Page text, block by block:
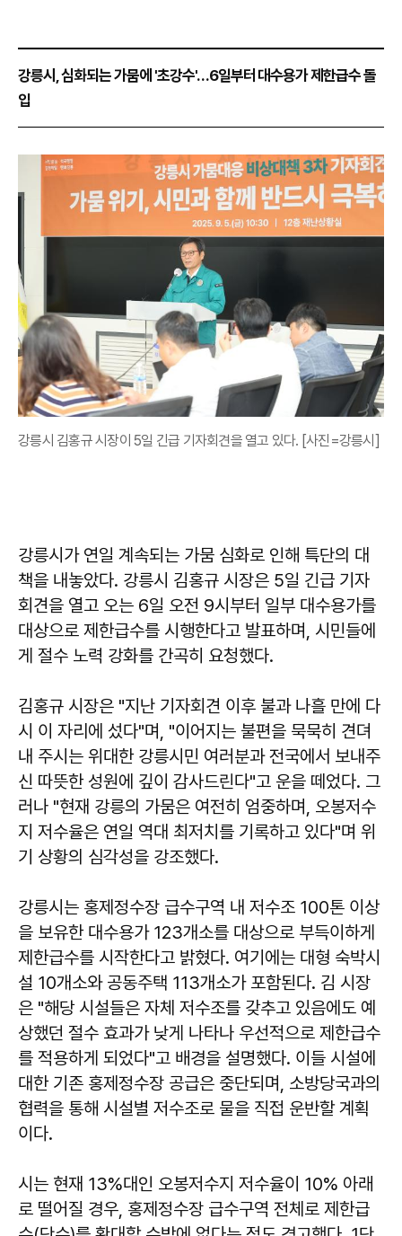
강릉시, 심화되는 가뭄에 '초강수'…6일부터 대수용가 제한급수 돌
입
강릉시 김홍규 시장이 5일 긴급 기자회견을 열고 있다. [사진=강릉시]
강릉시가 연일 계속되는 가뭄 심화로 인해 특단의 대
책을 내놓았다. 강릉시 김홍규 시장은 5일 긴급 기자
회견을 열고 오는 6일 오전 9시부터 일부 대수용가를
대상으로 제한급수를 시행한다고 발표하며, 시민들에
게 절수 노력 강화를 간곡히 요청했다.
김홍규 시장은 "지난 기자회견 이후 불과 나흘 만에 다
시 이 자리에 섰다"며, "이어지는 불편을 묵묵히 견뎌
내 주시는 위대한 강릉시민 여러분과 전국에서 보내주
신 따뜻한 성원에 깊이 감사드린다"고 운을 떼었다. 그
러나 "현재 강릉의 가뭄은 여전히 엄중하며, 오봉저수
지 저수율은 연일 역대 최저치를 기록하고 있다"며 위
기 상황의 심각성을 강조했다.
강릉시는 홍제정수장 급수구역 내 저수조 100톤 이상
을 보유한 대수용가 123개소를 대상으로 부득이하게
제한급수를 시작한다고 밝혔다. 여기에는 대형 숙박시
설 10개소와 공동주택 113개소가 포함된다. 김 시장
은 "해당 시설들은 자체 저수조를 갖추고 있음에도 예
상했던 절수 효과가 낮게 나타나 우선적으로 제한급수
를 적용하게 되었다"고 배경을 설명했다. 이들 시설에
대한 기존 홍제정수장 공급은 중단되며, 소방당국과의
협력을 통해 시설별 저수조로 물을 직접 운반할 계획
이다.
시는 현재 13%대인 오봉저수지 저수율이 10% 아래
로 떨어질 경우, 홍제정수장 급수구역 전체로 제한급